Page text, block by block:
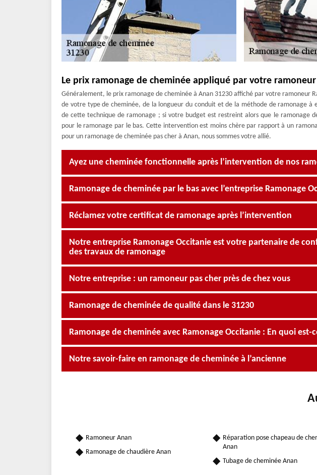
Le prix ramonage de cheminée appliqué par votre
Généralement, le prix ramonage de cheminée à Anan 31230 affiché par votre ramoneur
de votre type de cheminée, de la longueur du conduit et de la méthode de ramonage à
de cette technique de ramonage ; si votre budget est restreint alors que le ramonage
pour le ramonage par le bas. Cette intervention est moins chère par rapport à un
pour un ramonage de cheminée pas cher à Anan, nous sommes votre allié.
Ayez une cheminée fonctionnelle après l’intervention de nos
Ramonage de cheminée par le bas avec l’entreprise Ramonage
Réclamez votre certificat de ramonage après l’intervention
Notre entreprise Ramonage Occitanie est votre partenaire de
des travaux de ramonage
Notre entreprise : un ramoneur pas cher près de chez vous
Ramonage de cheminée de qualité dans le 31230
Ramonage de cheminée avec Ramonage Occitanie : En quoi est-
Notre savoir-faire en ramonage de cheminée à l’ancienne
Ramoneur Anan
Ramonage de chaudière Anan
Réparation pose chapeau de
Anan
Tubage de cheminée Anan